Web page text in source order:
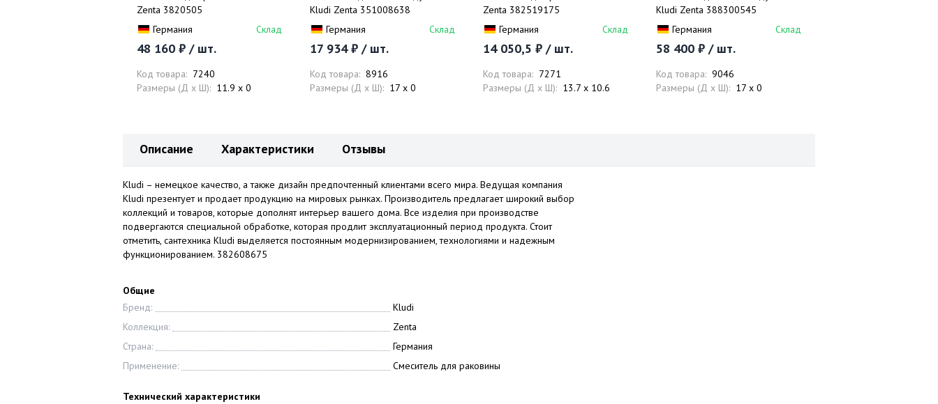
Zenta 3820505
Германия
Склад
48 160 ₽ / шт.
Код товара: 7240
Размеры (Д x Ш): 11.9 x 0
Kludi Zenta 351008638
Германия
Склад
17 934 ₽ / шт.
Код товара: 8916
Размеры (Д x Ш): 17 x 0
Zenta 382519175
Германия
Склад
14 050,5 ₽ / шт.
Код товара: 7271
Размеры (Д x Ш): 13.7 x 10.6
Kludi Zenta 388300545
Германия
Склад
58 400 ₽ / шт.
Код товара: 9046
Размеры (Д x Ш): 17 x 0
Описание Характеристики Отзывы
Kludi – немецкое качество, а также дизайн предпочтенный клиентами всего мира. Ведущая компания
Kludi презентует и продает продукцию на мировых рынках. Производитель предлагает широкий выбор
коллекций и товаров, которые дополнят интерьер вашего дома. Все изделия при производстве
подвергаются специальной обработке, которая продлит эксплуатационный период продукта. Стоит
отметить, сантехника Kludi выделяется постоянным модернизированием, технологиями и надежным
функционированием. 382608675
Общие
Бренд:
Kludi
Коллекция:
Zenta
Страна:
Германия
Применение:
Смеситель для раковины
Технический характеристики